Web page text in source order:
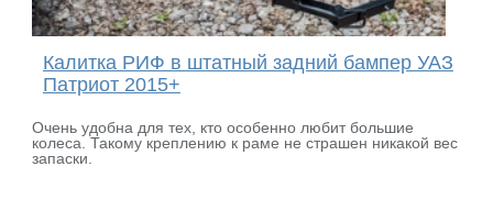
Калитка РИФ в штатный задний бампер УАЗ
Патриот 2015+
Очень удобна для тех, кто особенно любит большие
колеса. Такому креплению к раме не страшен никакой вес
запаски.